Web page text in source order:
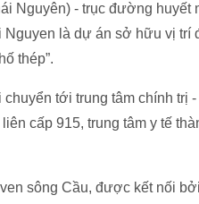
Nguyên) - trục đường huyết
Nguyen là dự án sở hữu vị trí
thép”.
tới trung tâm chính trị
cấp 915, trung tâm y tế
sông Cầu, được kết nối